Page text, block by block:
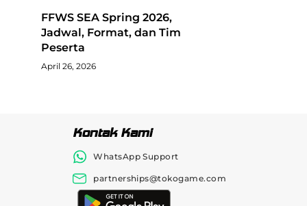
FFWS SEA Spring 2026,
Jadwal, Format, dan Tim
Peserta
April 26, 2026
Kontak Kami
WhatsApp Support
partnerships@tokogame.com